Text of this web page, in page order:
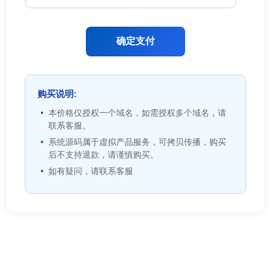
确定支付
购买说明:
本价格仅授权一个域名，如需授权多个域名，请
联系客服。
系统源码属于虚拟产品服务，可拷贝传播，购买
后不支持退款，请谨慎购买。
如有疑问，请联系客服